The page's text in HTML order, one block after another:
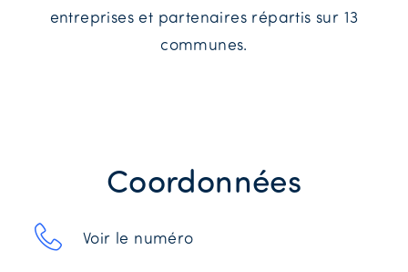
entreprises et partenaires répartis sur 13
communes.
Coordonnées
Voir le numéro